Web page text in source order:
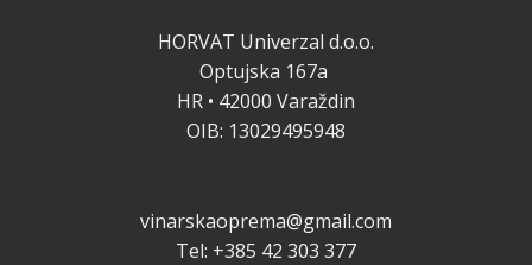
HORVAT Univerzal d.o.o.
Optujska 167a
HR • 42000 Varaždin
OIB: 13029495948
vinarskaoprema@gmail.com
Tel: +385 42 303 377